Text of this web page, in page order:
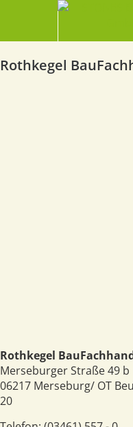
Rothkegel
Rothkegel
Merseburger Straße 49 b
06217 Merseburg/ OT
20